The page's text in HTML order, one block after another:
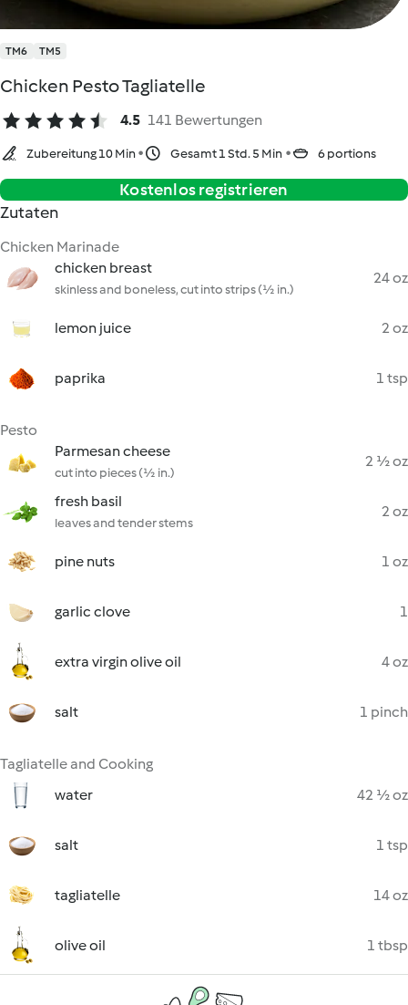
TM6 TM5
Chicken Pesto Tagliatelle
4.5 141 Bewertungen
Zubereitung 10 Min Gesamt 1 Std. 5 Min 6 portions
Kostenlos registrieren
Zutaten
Chicken Marinade
chicken breast
skinless and boneless, cut into strips (½ in.)
24 oz
lemon juice 2 oz
paprika 1 tsp
Pesto
Parmesan cheese
cut into pieces (½ in.)
2 ½ oz
fresh basil
leaves and tender stems
2 oz
pine nuts 1 oz
garlic clove 1
extra virgin olive oil 4 oz
salt 1 pinch
Tagliatelle and Cooking
water
42 ½ oz
salt 1 tsp
tagliatelle 14 oz
olive oil 1 tbsp